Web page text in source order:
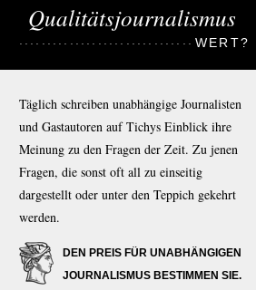
Qualitätsjournalismus
WERT?
Täglich schreiben unabhängige Journalisten
und Gastautoren auf Tichys Einblick ihre
Meinung zu den Fragen der Zeit. Zu jenen
Fragen, die sonst oft all zu einseitig
dargestellt oder unter den Teppich gekehrt
werden.
DEN PREIS FÜR UNABHÄNGIGEN
JOURNALISMUS BESTIMMEN SIE.